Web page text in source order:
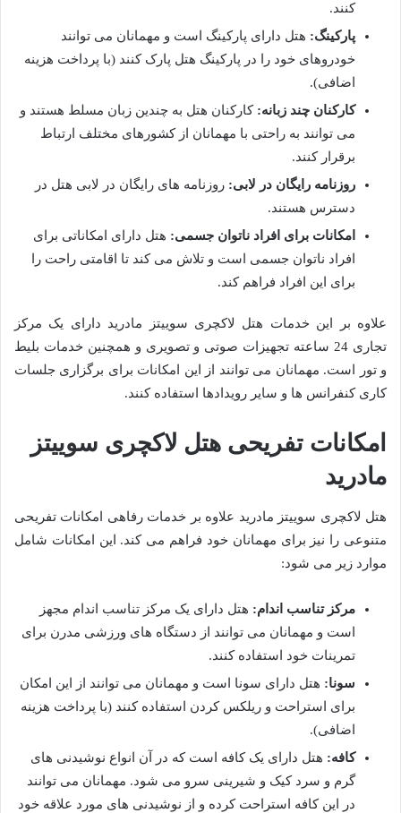
کنند.
پارکینگ: هتل دارای پارکینگ است و مهمانان می توانند
خودروهای خود را در پارکینگ هتل پارک کنند (با پرداخت هزینه
اضافی).
کارکنان چند زبانه: کارکنان هتل به چندین زبان مسلط هستند و
می توانند به راحتی با مهمانان از کشورهای مختلف ارتباط
برقرار کنند.
روزنامه رایگان در لابی: روزنامه های رایگان در لابی هتل در
دسترس هستند.
امکانات برای افراد ناتوان جسمی: هتل دارای امکاناتی برای
افراد ناتوان جسمی است و تلاش می کند تا اقامتی راحت را
برای این افراد فراهم کند.
علاوه بر این خدمات هتل لاکچری سوییتز مادرید دارای یک مرکز
تجاری 24 ساعته تجهیزات صوتی و تصویری و همچنین خدمات بلیط
و تور است. مهمانان می توانند از این امکانات برای برگزاری جلسات
کاری کنفرانس ها و سایر رویدادها استفاده کنند.
امکانات تفریحی هتل لاکچری سوییتز
مادرید
هتل لاکچری سوییتز مادرید علاوه بر خدمات رفاهی امکانات تفریحی
متنوعی را نیز برای مهمانان خود فراهم می کند. این امکانات شامل
موارد زیر می شود:
مرکز تناسب اندام: هتل دارای یک مرکز تناسب اندام مجهز
است و مهمانان می توانند از دستگاه های ورزشی مدرن برای
تمرینات خود استفاده کنند.
سونا: هتل دارای سونا است و مهمانان می توانند از این امکان
برای استراحت و ریلکس کردن استفاده کنند (با پرداخت هزینه
اضافی).
کافه: هتل دارای یک کافه است که در آن انواع نوشیدنی های
گرم و سرد کیک و شیرینی سرو می شود. مهمانان می توانند
در این کافه استراحت کرده و از نوشیدنی های مورد علاقه خود